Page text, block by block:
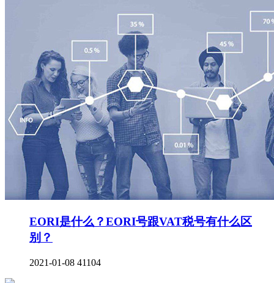
EORI是什么？EORI号跟VAT税号有什么区
别？
2021-01-08 41104